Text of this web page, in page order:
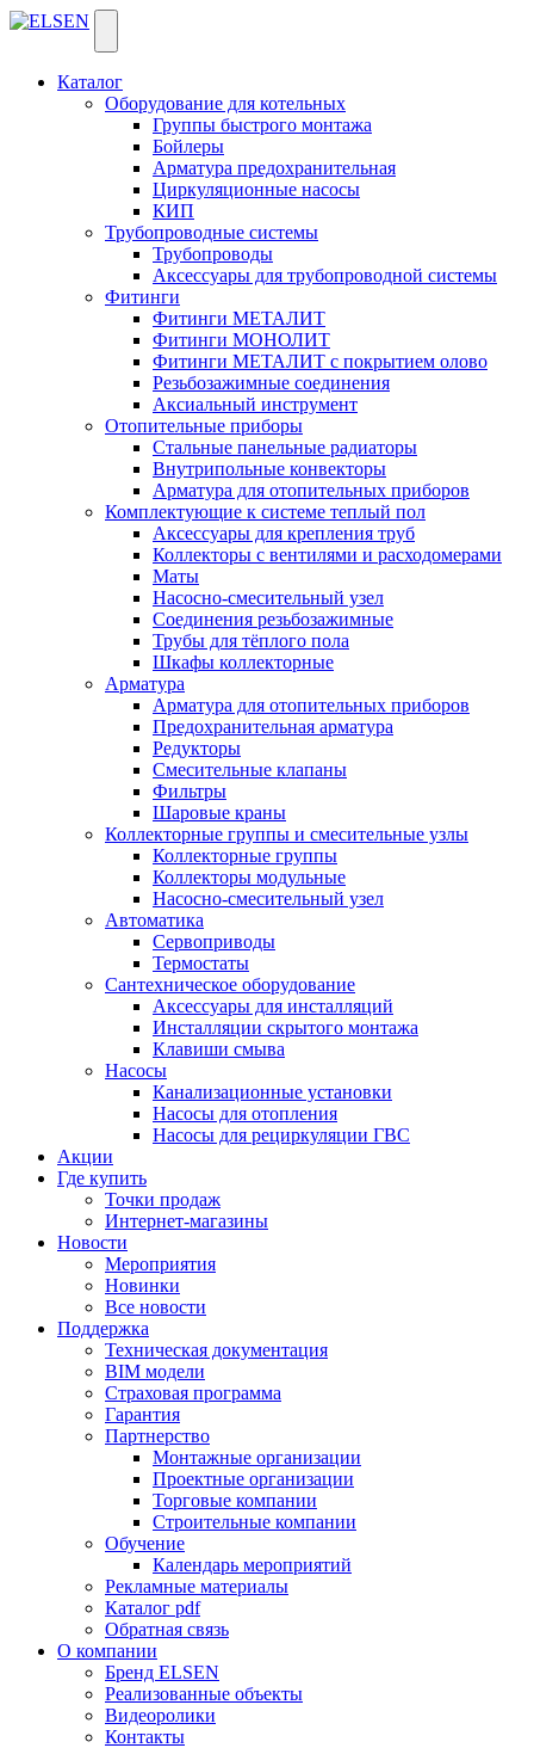
Каталог
Оборудование для котельных
Группы быстрого монтажа
Бойлеры
Арматура предохранительная
Циркуляционные насосы
КИП
Трубопроводные системы
Трубопроводы
Аксессуары для трубопроводной системы
Фитинги
Фитинги МЕТАЛИТ
Фитинги МОНОЛИТ
Фитинги МЕТАЛИТ с покрытием олово
Резьбозажимные соединения
Аксиальный инструмент
Отопительные приборы
Стальные панельные радиаторы
Внутрипольные конвекторы
Арматура для отопительных приборов
Комплектующие к системе теплый пол
Аксессуары для крепления труб
Коллекторы с вентилями и расходомерами
Маты
Насосно-смесительный узел
Соединения резьбозажимные
Трубы для тёплого пола
Шкафы коллекторные
Арматура
Арматура для отопительных приборов
Предохранительная арматура
Редукторы
Смесительные клапаны
Фильтры
Шаровые краны
Коллекторные группы и смесительные узлы
Коллекторные группы
Коллекторы модульные
Насосно-смесительный узел
Автоматика
Сервоприводы
Термостаты
Сантехническое оборудование
Аксессуары для инсталляций
Инсталляции скрытого монтажа
Клавиши смыва
Насосы
Канализационные установки
Насосы для отопления
Насосы для рециркуляции ГВС
Акции
Где купить
Точки продаж
Интернет-магазины
Новости
Мероприятия
Новинки
Все новости
Поддержка
Техническая документация
BIM модели
Страховая программа
Гарантия
Партнерство
Монтажные организации
Проектные организации
Торговые компании
Строительные компании
Обучение
Календарь мероприятий
Рекламные материалы
Каталог pdf
Обратная связь
О компании
Бренд ELSEN
Реализованные объекты
Видеоролики
Контакты